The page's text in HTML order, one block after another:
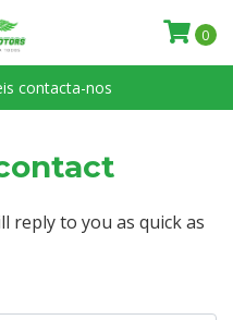
contacta-nos
0
reply to you as quick as